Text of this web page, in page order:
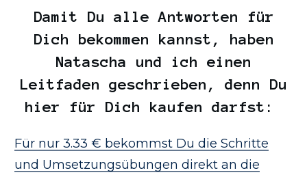
Damit Du alle Antworten für
Dich bekommen kannst, haben
Natascha und ich einen
Leitfaden geschrieben, denn Du
hier für Dich kaufen darfst:
Für nur 3.33 € bekommst Du die Schritte
und Umsetzungsübungen direkt an die